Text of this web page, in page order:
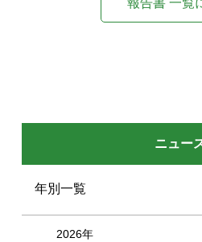
ニュー
年別一覧
2026年